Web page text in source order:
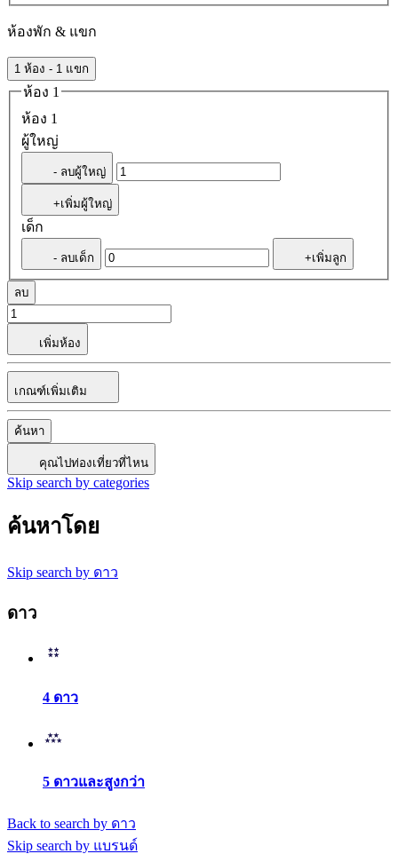
ห้องพัก & แขก
1 ห้อง - 1 แขก
ห้อง 1
ห้อง 1
ผู้ใหญ่
- ลบผู้ใหญ่
+เพิ่มผู้ใหญ่
เด็ก
- ลบเด็ก +เพิ่มลูก
ลบ
เพิ่มห้อง
เกณฑ์เพิ่มเติม
ค้นหา
คุณไปท่องเที่ยวที่ไหน
Skip search by categories
ค้นหาโดย
Skip search by ดาว
ดาว
4 ดาว
5 ดาวและสูงกว่า
Back to search by ดาว
Skip search by แบรนด์